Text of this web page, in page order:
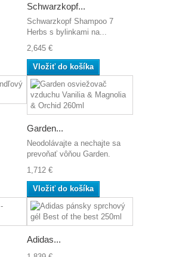
Schwarzkopf...
Schwarzkopf Shampoo 7
Herbs s bylinkami na...
2,645 €
Vložiť do košíka
Garden...
Neodolávajte a nechajte sa
prevoňať vôňou Garden.
1,712 €
Vložiť do košíka
Adidas...